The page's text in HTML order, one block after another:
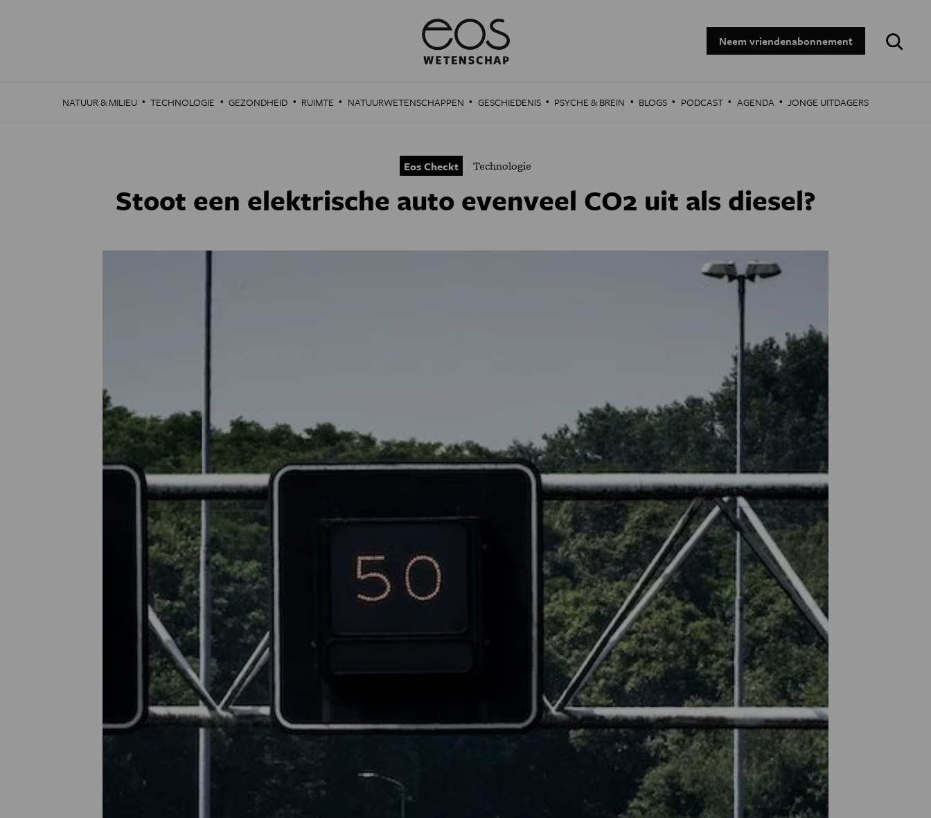
Neem vriendenabonnement
Zoeken:
NATUUR & MILIEU · TECHNOLOGIE · GEZONDHEID · RUIMTE · NATUURWETENSCHAPPEN · GESCHIEDENIS · PSYCHE & BREIN · BLOGS · PODCAST · AGENDA · JONGE UITDAGERS
Eos Checkt Technologie
Stoot een elektrische auto evenveel CO2 uit als diesel?